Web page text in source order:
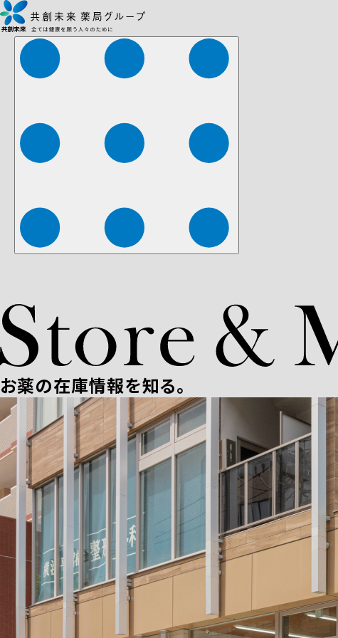
株式会社ファーマみらい 株式会社ストレチア
お薬の在庫情報を知る。